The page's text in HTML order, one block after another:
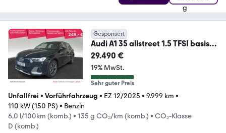
Gesponsert
Audi A1 35 allstreet 1.5 TFSI basis
(EURO 6e)
29.490 €
19% MwSt.
Sehr guter Preis
Unfallfrei • Vorführfahrzeug • EZ 12/2025 • 9.999 km •
110 kW (150 PS) • Benzin
6,0 l/100km (komb.) • 135 g CO₂/km (komb.) • CO₂-Klasse
D (komb.)